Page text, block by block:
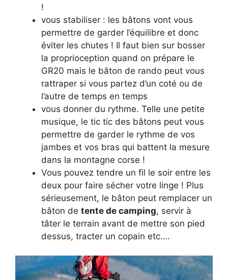
!
vous stabiliser : les bâtons vont vous
permettre de garder l’équilibre et donc
éviter les chutes ! Il faut bien sur bosser
la proprioception quand on prépare le
GR20 mais le bâton de rando peut vous
rattraper si vous partez d’un coté ou de
l’autre de temps en temps
vous donner du rythme. Telle une petite
musique, le tic tic des bâtons peut vous
permettre de garder le rythme de vos
jambes et vos bras qui battent la mesure
dans la montagne corse !
Vous pouvez tendre un fil le soir entre les
deux pour faire sécher votre linge ! Plus
sérieusement, le bâton peut remplacer un
bâton de tente de camping, servir à
tâter le terrain avant de mettre son pied
dessus, tracter un copain etc….